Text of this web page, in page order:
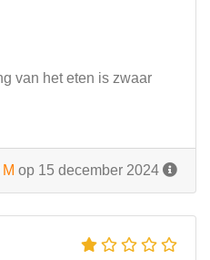
van het eten is zwaar
M op 15 december 2024